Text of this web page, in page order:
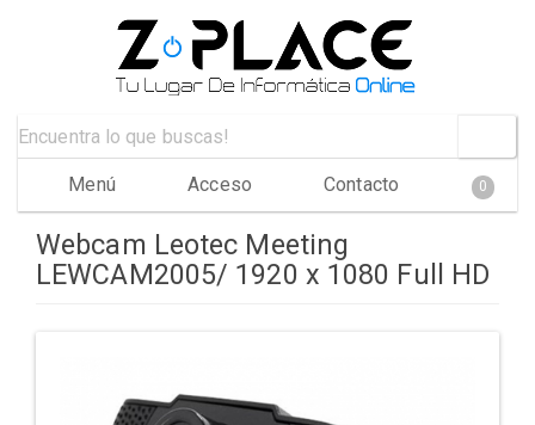
Menú Acceso Contacto 0
Webcam Leotec Meeting
LEWCAM2005/ 1920 x 1080 Full HD